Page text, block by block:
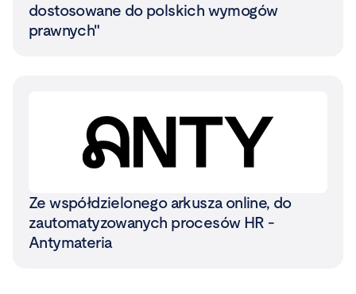
dostosowane do polskich wymogów
prawnych"
Ze współdzielonego arkusza online, do
zautomatyzowanych procesów HR -
Antymateria